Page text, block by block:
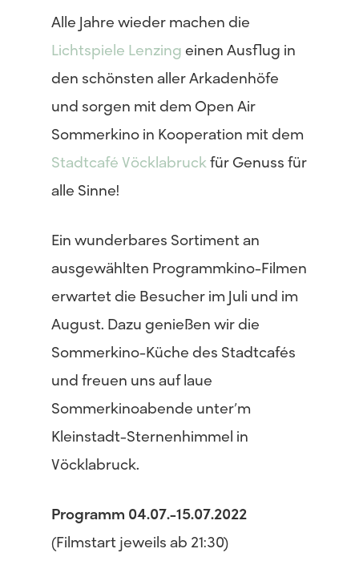
Alle Jahre wieder machen die
Lichtspiele Lenzingeinen Ausflug in
den schönsten aller Arkadenhöfe
und sorgen mit dem Open Air
Sommerkino in Kooperation mit dem
Stadtcafé Vöcklabruckfür Genuss für
alle Sinne!
Ein wunderbares Sortiment an
ausgewählten Programmkino-Filmen
erwartet die Besucher im Juli und im
August. Dazu genießen wir die
Sommerkino-Küche des Stadtcafés
und freuen uns auf laue
Sommerkinoabende unter’m
Kleinstadt-Sternenhimmel in
Vöcklabruck.
Programm 04.07.-15.07.2022
(Filmstart jeweils ab 21:30)